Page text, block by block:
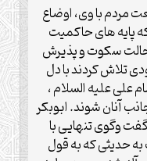
مردم با وی، اوضاع
پایه های حاکمیت
حالت سکوت و پذیرش
تلاش کردند با دل
علی علیه السلام ،
آنان شوند. ابوبکر
وگوی تنهایی با
به حدیثی که به قول